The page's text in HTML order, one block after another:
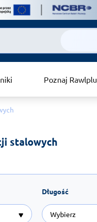
Poznaj
stalowych
Długość
Wybierz